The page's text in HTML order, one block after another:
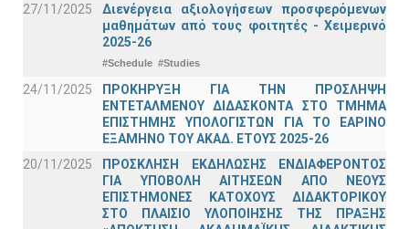
27/11/2025
Διενέργεια αξιολογήσεων προσφερόμενων
μαθημάτων από τους φοιτητές - Χειμερινό
2025-26
#Schedule #Studies
24/11/2025
ΠΡΟΚΗΡΥΞΗ ΓΙΑ ΤΗΝ ΠΡΟΣΛΗΨΗ
ΕΝΤΕΤΑΛΜΕΝΟΥ ΔΙΔΑΣΚΟΝΤΑ ΣΤΟ ΤΜΗΜΑ
ΕΠΙΣΤΗΜΗΣ ΥΠΟΛΟΓΙΣΤΩΝ ΓΙΑ ΤΟ ΕΑΡΙΝΟ
ΕΞΑΜΗΝΟ ΤΟΥ ΑΚΑΔ. ΕΤΟΥΣ 2025-26
20/11/2025
ΠΡΟΣΚΛΗΣΗ ΕΚΔΗΛΩΣΗΣ ΕΝΔΙΑΦΕΡΟΝΤΟΣ
ΓΙΑ ΥΠΟΒΟΛΗ ΑΙΤΗΣΕΩΝ ΑΠΟ ΝΕΟΥΣ
ΕΠΙΣΤΗΜΟΝΕΣ ΚΑΤΟΧΟΥΣ ΔΙΔΑΚΤΟΡΙΚΟΥ
ΣΤΟ ΠΛΑΙΣΙΟ ΥΛΟΠΟΙΗΣΗΣ ΤΗΣ ΠΡΑΞΗΣ